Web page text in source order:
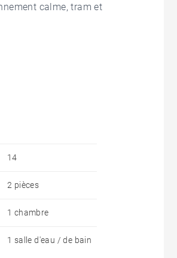
calme, tram et
14
2 pièces
1 chambre
1 salle d'eau / de bain